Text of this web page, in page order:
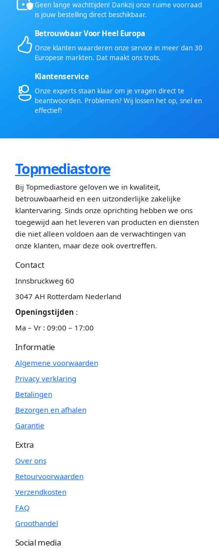
Geen lange wachttijden! Dankzij onze ruime voorraad
is jouw bestelling direct beschikbaar.
Betrouwbaar Voor Heel Europa
Onze klanten waarderen onze service in meer dan 30
Europese markten. Dat maakt ons trots.
Klantenservice
Onze experts staan klaar om je vragen direct te
beantwoorden. Problemen? Wij lossen het op, snel en
effectief!
Topmediastore
Bij Topmediastore geloven we in kwaliteit,
betrouwbaarheid en een uitzonderlijke zakelijke
klantervaring. Sinds onze oprichting hebben we ons
toegewijd aan het leveren van producten en diensten
die niet alleen voldoen aan de verwachtingen van
onze klanten, maar deze ook overtreffen.
Contact
Innsbruckweg 60
3047 AH Rotterdam Nederland
Openingstijden :
Ma – Vr : 09:00 – 17:00
Informatie
Algemene voorwaarden
Privacy verklaring
Betalingen
Bezorgen en afhalen
Garantie
Extra
Over ons
Retourvoorwaarden
Verzendkosten
FAQ
Groothandel
Social media